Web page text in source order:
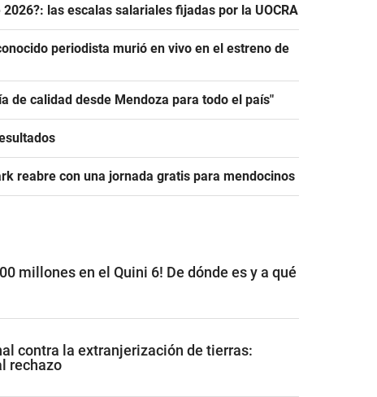
las escalas salariales fijadas por la UOCRA
periodista murió en vivo en el estreno de
de calidad desde Mendoza para todo el país"
reabre con una jornada gratis para mendocinos
millones en el Quini 6! De dónde es y a qué
contra la extranjerización de tierras:
rechazo